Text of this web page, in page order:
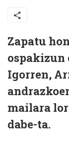
Zapatu
ospakizun
Igorren,
mailara
dabe-ta.